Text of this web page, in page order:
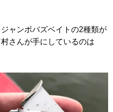
ャンボバズベイトの2種類が
さんが手にしているのは